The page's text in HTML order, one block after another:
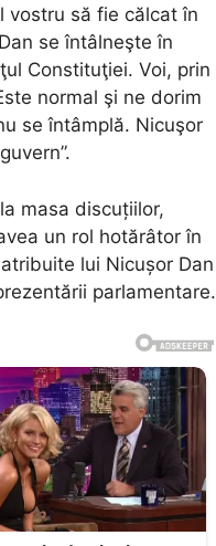
vostru să fie călcat în
se întâlneşte în
Constituţiei. Voi, prin
normal şi ne dorim
se întâmplă. Nicuşor
masa discuțiilor,
un rol hotărâtor în
lui Nicușor Dan
parlamentare.